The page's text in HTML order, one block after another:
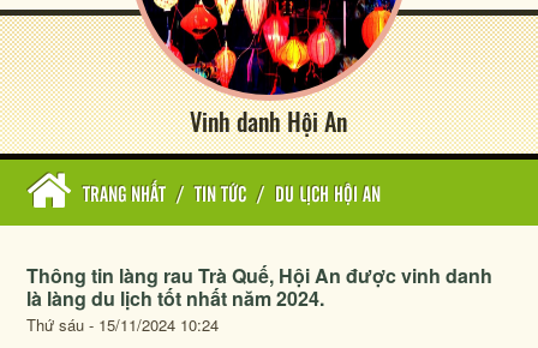
Vinh danh Hội An
TRANG NHẤT / TIN TỨC / DU LỊCH HỘI AN
Thông tin làng rau Trà Quế, Hội An được vinh danh
là làng du lịch tốt nhất năm 2024.
Thứ sáu - 15/11/2024 10:24